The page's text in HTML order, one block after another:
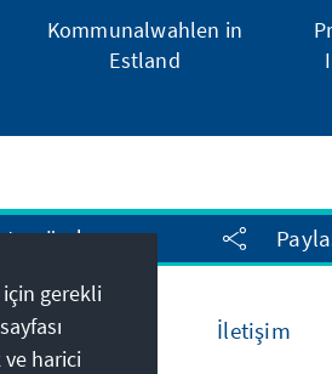
Kommunalwahlen in
Estland
gönder
İletişim
için gerekli
harici